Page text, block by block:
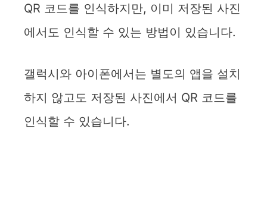
QR 코드를 인식하지만, 이미 저장된 사진
에서도 인식할 수 있는 방법이 있습니다.
갤럭시와 아이폰에서는 별도의 앱을 설치
하지 않고도 저장된 사진에서 QR 코드를
인식할 수 있습니다.